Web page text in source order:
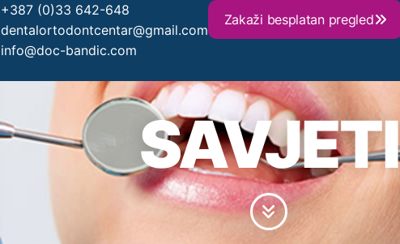
+387 (0)33 642-648
dentalortodontcentar@gmail.com
info@doc-bandic.com
Zakaži besplatan pregled
SAVJETI